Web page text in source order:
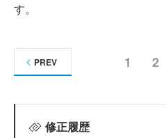
す。
1 2
PREV
修正履歴